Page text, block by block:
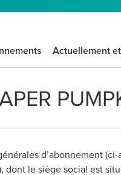
Actuellement
d’abonnement
dont le siège social est